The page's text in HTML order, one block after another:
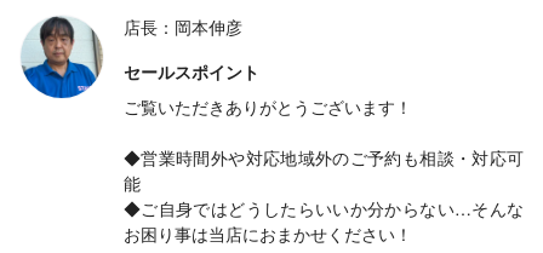
店長：岡本伸彦
セールスポイント
ご覧いただきありがとうございます！
◆営業時間外や対応地域外のご予約も相談・対応可
能
◆ご自身ではどうしたらいいか分からない…そんな
お困り事は当店におまかせください！